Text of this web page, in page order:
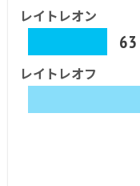
レイトレオン
63
レイトレオフ